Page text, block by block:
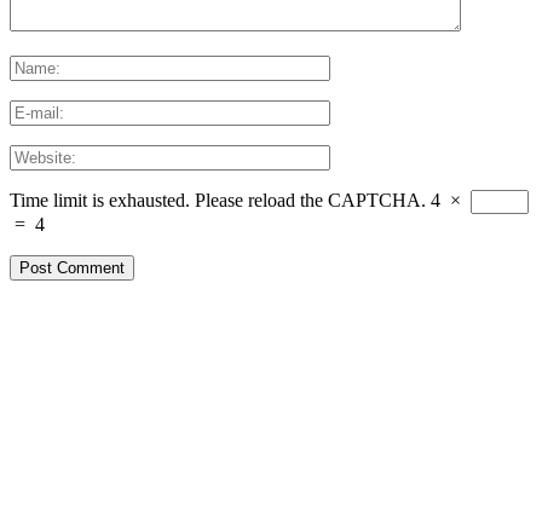
Time limit is exhausted. Please reload the CAPTCHA. 4 ×
= 4